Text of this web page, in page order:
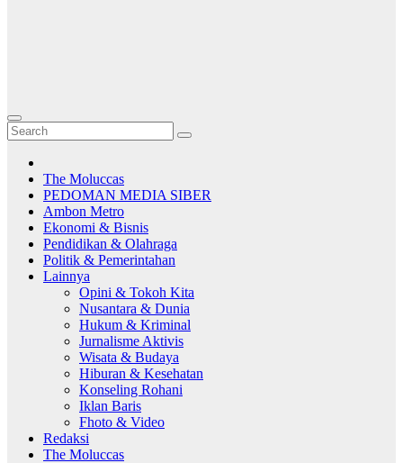
The Moluccas
PEDOMAN MEDIA SIBER
Ambon Metro
Ekonomi & Bisnis
Pendidikan & Olahraga
Politik & Pemerintahan
Lainnya
Opini & Tokoh Kita
Nusantara & Dunia
Hukum & Kriminal
Jurnalisme Aktivis
Wisata & Budaya
Hiburan & Kesehatan
Konseling Rohani
Iklan Baris
Fhoto & Video
Redaksi
The Moluccas